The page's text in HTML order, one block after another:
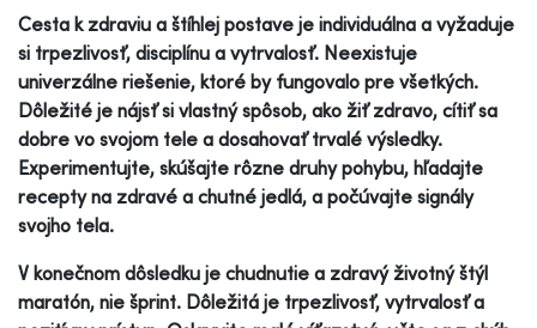
Cesta k zdraviu a štíhlej postave je individuálna a vyžaduje
si trpezlivosť, disciplínu a vytrvalosť. Neexistuje
univerzálne riešenie, ktoré by fungovalo pre všetkých.
Dôležité je nájsť si vlastný spôsob, ako žiť zdravo, cítiť sa
dobre vo svojom tele a dosahovať trvalé výsledky.
Experimentujte, skúšajte rôzne druhy pohybu, hľadajte
recepty na zdravé a chutné jedlá, a počúvajte signály
svojho tela.
V konečnom dôsledku je chudnutie a zdravý životný štýl
maratón, nie šprint. Dôležitá je trpezlivosť, vytrvalosť a